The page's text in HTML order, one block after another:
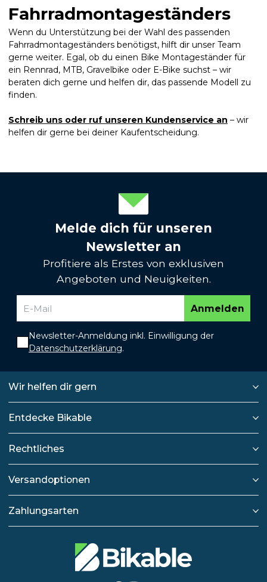
Fahrradmontageständers
Wenn du Unterstützung bei der Wahl des passenden
Fahrradmontageständers benötigst, hilft dir unser Team
gerne weiter. Egal, ob du einen Bike Montageständer für
ein Rennrad, MTB, Gravelbike oder E-Bike suchst – wir
beraten dich gerne und helfen dir, das passende Modell zu
finden.
Schreib uns oder ruf unseren Kundenservice an – wir
helfen dir gerne bei deiner Kaufentscheidung.
Melde dich für unseren
Newsletter an
Profitiere als Erstes von exklusiven
Angeboten und Neuigkeiten.
Anmelden
Newsletter-Anmeldung inkl. Einwilligung der
Datenschutzerklärung.
Wir helfen dir gern
Entdecke Bikable
Rechtliches
Versandoptionen
Zahlungsarten